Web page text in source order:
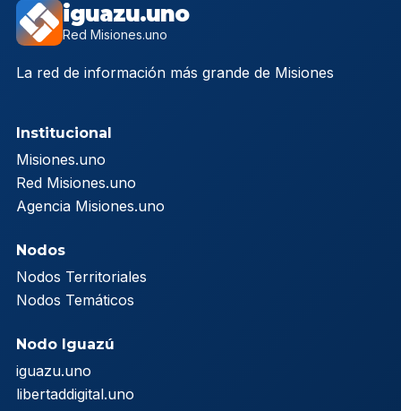
iguazu.uno
Red Misiones.uno
La red de información más grande de Misiones
Institucional
Misiones.uno
Red Misiones.uno
Agencia Misiones.uno
Nodos
Nodos Territoriales
Nodos Temáticos
Nodo Iguazú
iguazu.uno
libertaddigital.uno